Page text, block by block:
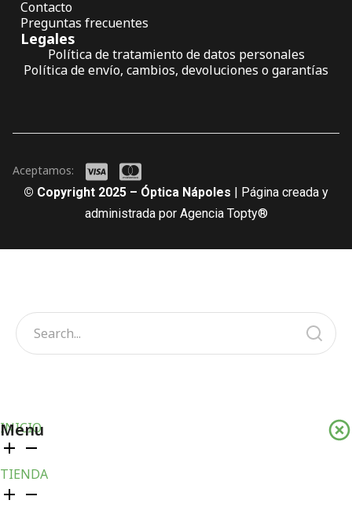
Contacto
Preguntas frecuentes
Legales
Política de tratamiento de datos personales
Política de envío, cambios, devoluciones o garantías
© Copyright 2025 – Óptica Nápoles | Página creada y
administrada por Agencia Topty®
Aceptamos:
Menu
INICIO
TIENDA